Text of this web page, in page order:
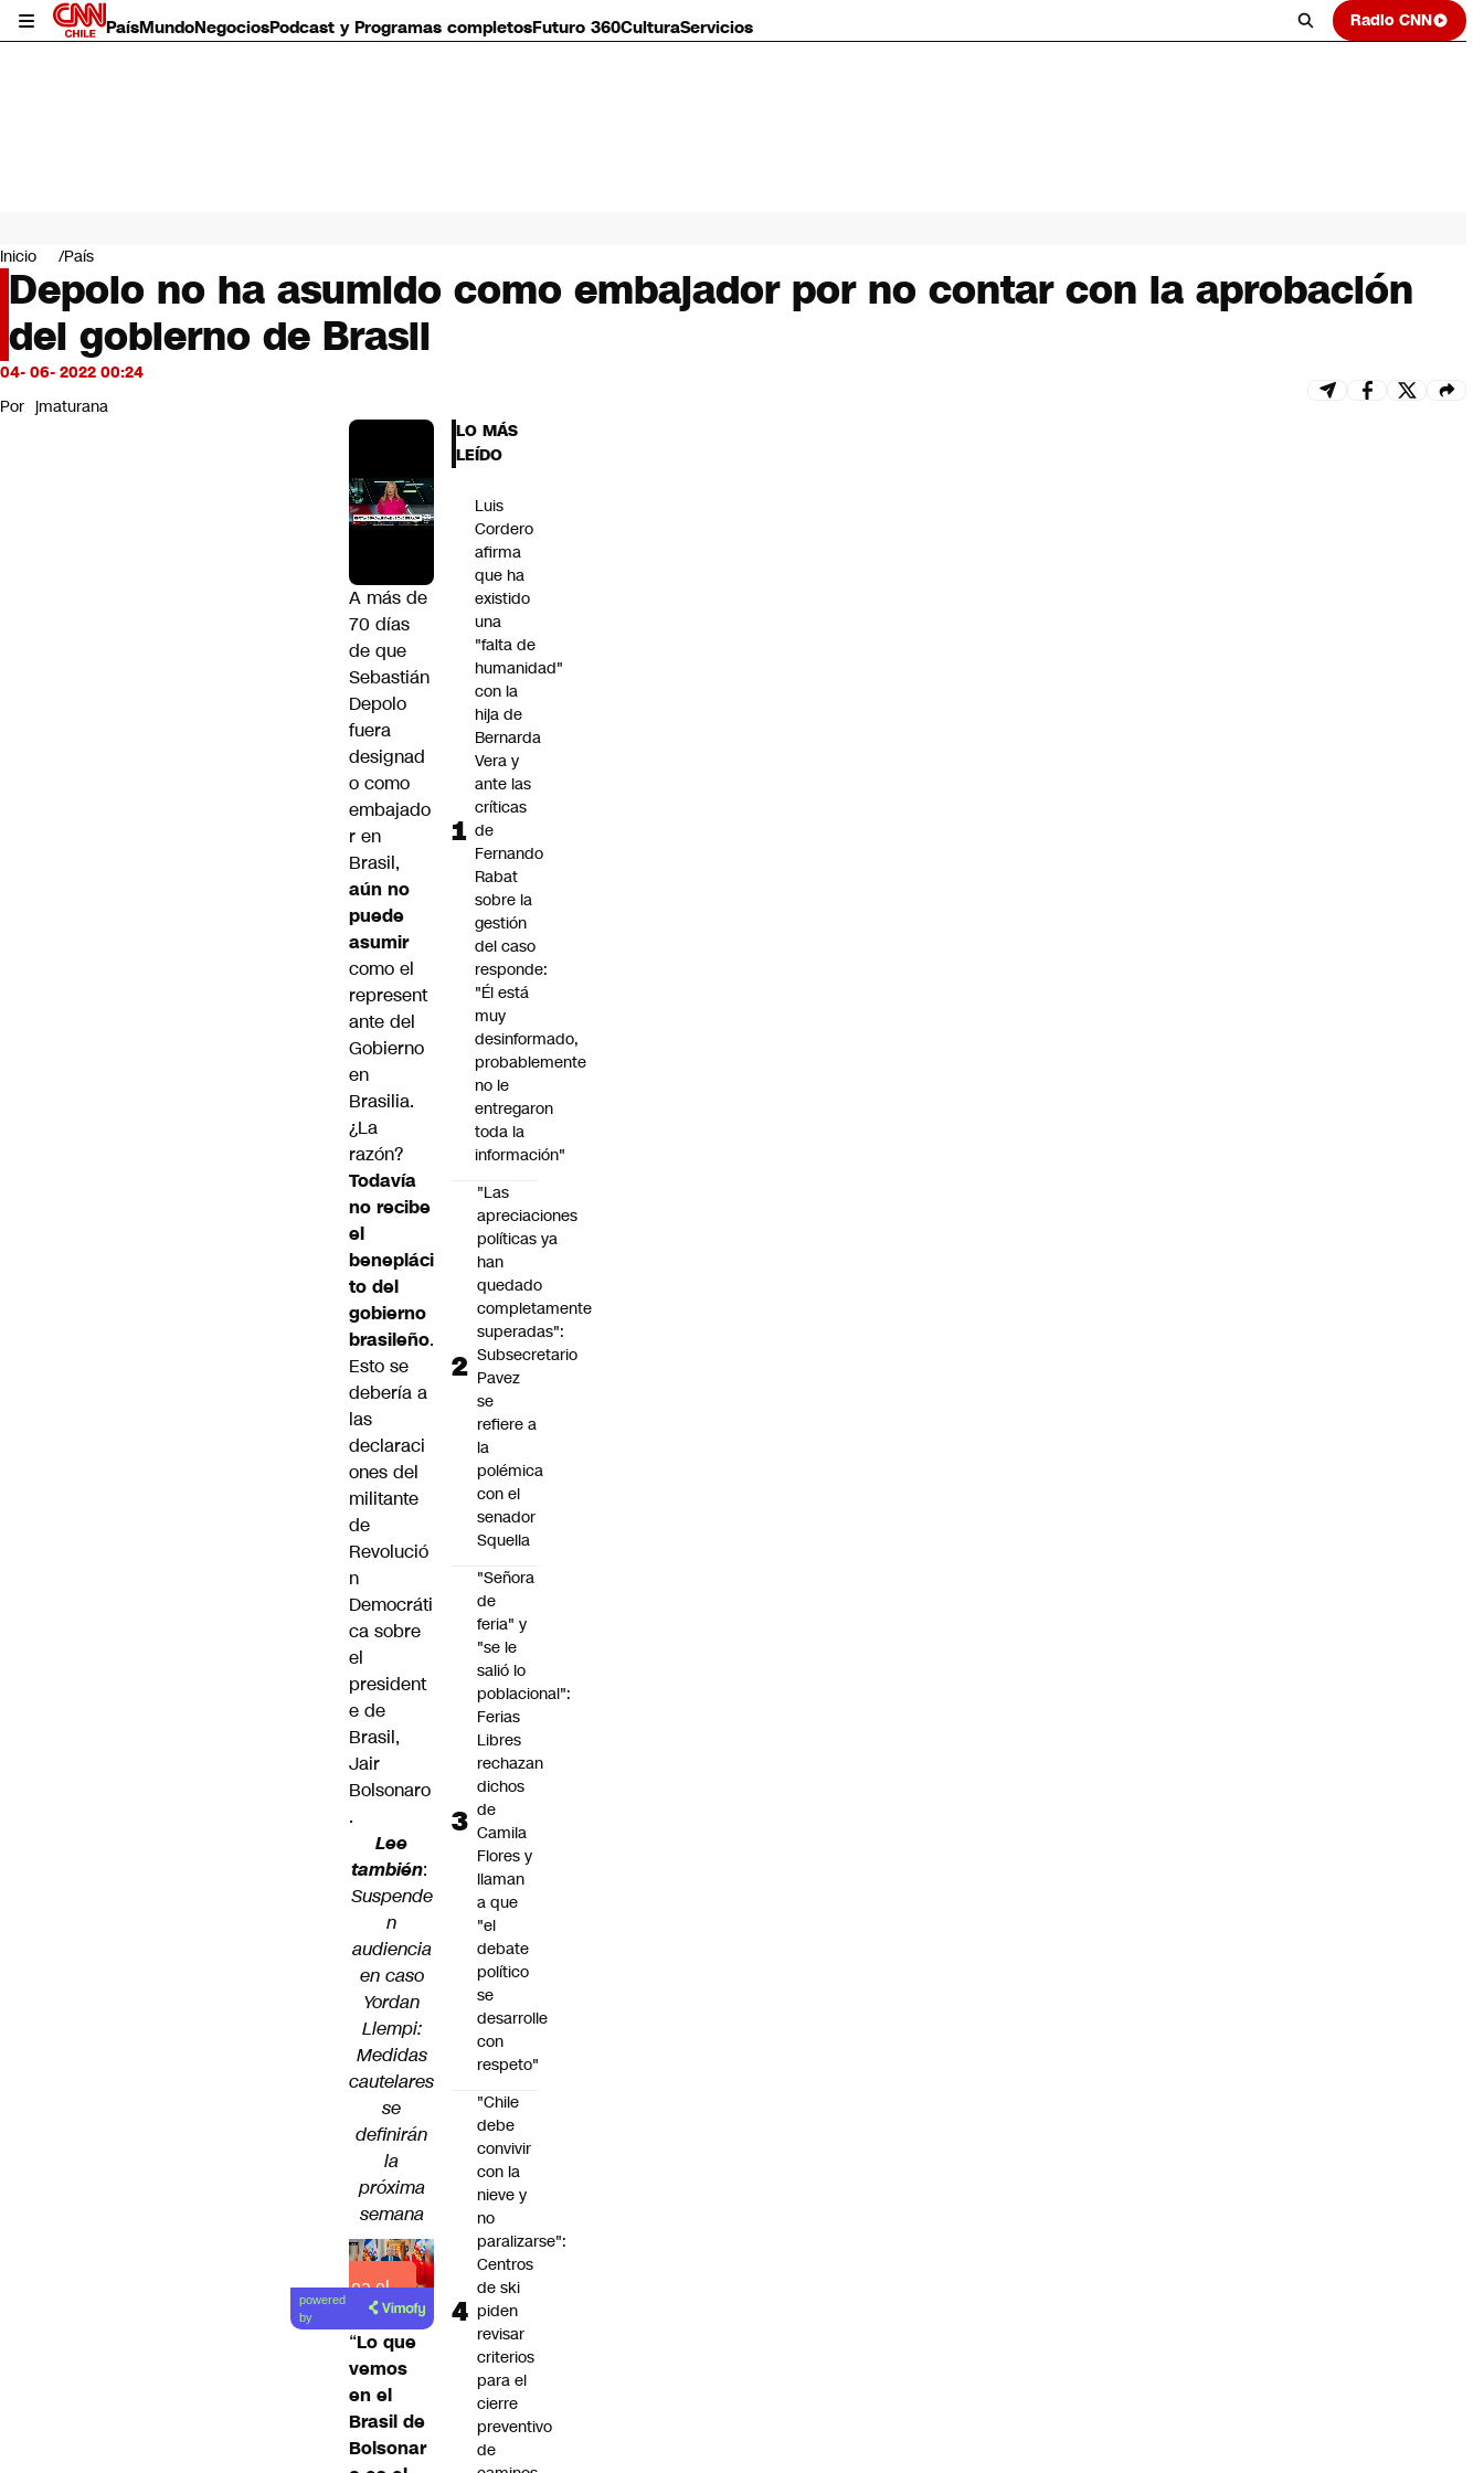
PaísMundoNegociosPodcast y Programas completosFuturo 360CulturaServicios Radio CNN
Mundo
Negocios
Deportes
Programas completos
Cultura
Servicios
Bits
CNN Data
Inicio País
Depolo no ha asumido como embajador por no contar con la aprobación
del gobierno de Brasil
04- 06- 2022 00:24
Por jmaturana
A más de
70 días
de que
Sebastián
Depolo
fuera
designad
o como
embajado
r en
Brasil,
aún no
puede
asumir
como el
represent
ante del
Gobierno
en
Brasilia.
¿La
razón?
Todavía
no recibe
el
benepláci
to del
gobierno
brasileño.
Esto se
debería a
las
declaraci
ones del
militante
de
Revolució
n
Democráti
ca sobre
el
president
e de
Brasil,
Jair
Bolsonaro
.
Lee
también:
Suspende
n
audiencia
en caso
Yordan
Llempi:
Medidas
cautelares
se
definirán
la
próxima
semana
Lea el
artículo
powered
by
“Lo que
vemos
en el
Brasil de
Bolsonar
LO MÁS
LEÍDO
Luis
Cordero
afirma
que ha
existido
una
"falta de
humanidad"
con la
hija de
Bernarda
Vera y
ante las
críticas
de
Fernando
Rabat
sobre la
gestión
del caso
responde:
"Él está
muy
desinformado,
probablemente
no le
entregaron
toda la
información"
"Las
apreciaciones
políticas ya
han
quedado
completamente
superadas":
Subsecretario
Pavez
se
refiere a
la
polémica
con el
senador
Squella
"Señora
de
feria" y
"se le
salió lo
poblacional":
Ferias
Libres
rechazan
dichos
de
Camila
Flores y
llaman
a que
"el
debate
político
se
desarrolle
con
respeto"
"Chile
debe
convivir
con la
nieve y
no
paralizarse":
Centros
de ski
piden
revisar
criterios
para el
cierre
preventivo
de